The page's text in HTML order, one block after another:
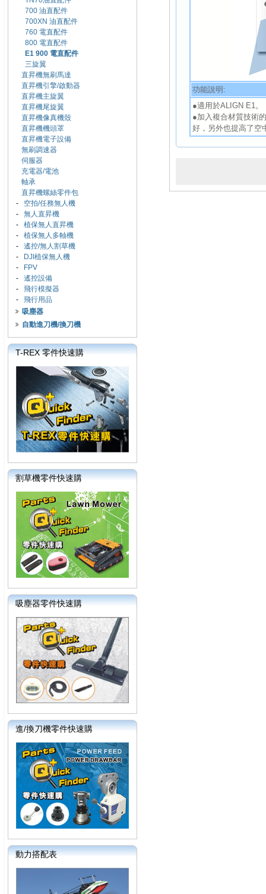
700 油直配件
700XN 油直配件
760 電直配件
800 電直配件
E1 900 電直配件
三旋翼
直昇機無刷馬達
直昇機引擎/啟動器
直昇機主旋翼
直昇機尾旋翼
直昇機像真機殼
直昇機機頭罩
直昇機電子設備
無刷調速器
伺服器
充電器/電池
軸承
直昇機螺絲零件包
- 空拍/任務無人機
- 無人直昇機
- 植保無人直昇機
- 植保無人多軸機
- 遙控/無人割草機
-
DJI植保無人機
-
FPV
- 遙控設備
- 飛行模擬器
- 飛行用品
吸塵器
自動進刀機/換刀機
T-REX 零件快速購
割草機零件快速購
吸塵器零件快速購
進/換刀機零件快速購
動力搭配表
功能說明:
●適用於ALIGN E1。
●加入複合材質技術
好，另外也提高了空